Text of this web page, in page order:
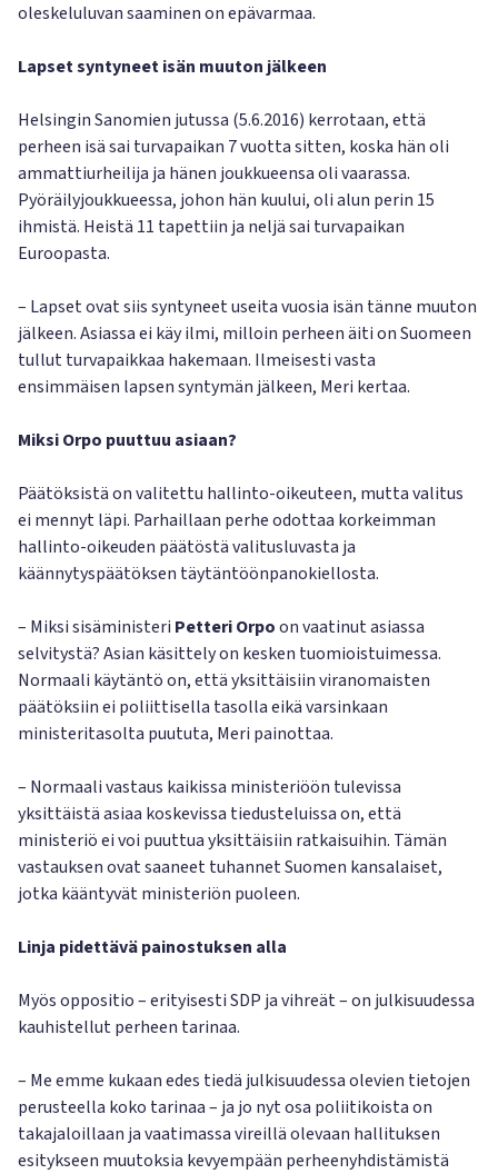
oleskeluluvan saaminen on epävarmaa.
Lapset syntyneet isän muuton jälkeen
Helsingin Sanomien jutussa (5.6.2016) kerrotaan, että
perheen isä sai turvapaikan 7 vuotta sitten, koska hän oli
ammattiurheilija ja hänen joukkueensa oli vaarassa.
Pyöräilyjoukkueessa, johon hän kuului, oli alun perin 15
ihmistä. Heistä 11 tapettiin ja neljä sai turvapaikan
Euroopasta.
– Lapset ovat siis syntyneet useita vuosia isän tänne muuton
jälkeen. Asiassa ei käy ilmi, milloin perheen äiti on Suomeen
tullut turvapaikkaa hakemaan. Ilmeisesti vasta
ensimmäisen lapsen syntymän jälkeen, Meri kertaa.
Miksi Orpo puuttuu asiaan?
Päätöksistä on valitettu hallinto-oikeuteen, mutta valitus
ei mennyt läpi. Parhaillaan perhe odottaa korkeimman
hallinto-oikeuden päätöstä valitusluvasta ja
käännytyspäätöksen täytäntöönpanokiellosta.
– Miksi sisäministeri Petteri Orpoon vaatinut asiassa
selvitystä? Asian käsittely on kesken tuomioistuimessa.
Normaali käytäntö on, että yksittäisiin viranomaisten
päätöksiin ei poliittisella tasolla eikä varsinkaan
ministeritasolta puututa, Meri painottaa.
– Normaali vastaus kaikissa ministeriöön tulevissa
yksittäistä asiaa koskevissa tiedusteluissa on, että
ministeriö ei voi puuttua yksittäisiin ratkaisuihin. Tämän
vastauksen ovat saaneet tuhannet Suomen kansalaiset,
jotka kääntyvät ministeriön puoleen.
Linja pidettävä painostuksen alla
Myös oppositio – erityisesti SDP ja vihreät – on julkisuudessa
kauhistellut perheen tarinaa.
– Me emme kukaan edes tiedä julkisuudessa olevien tietojen
perusteella koko tarinaa – ja jo nyt osa poliitikoista on
takajaloillaan ja vaatimassa vireillä olevaan hallituksen
esitykseen muutoksia kevyempään perheenyhdistämistä